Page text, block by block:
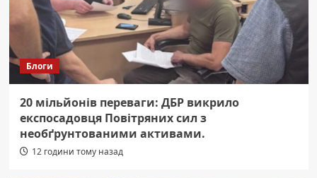
Блоги
20 мільйонів переваги: ДБР викрило
експосадовця Повітряних сил з
необґрунтованими активами.
12 години тому назад